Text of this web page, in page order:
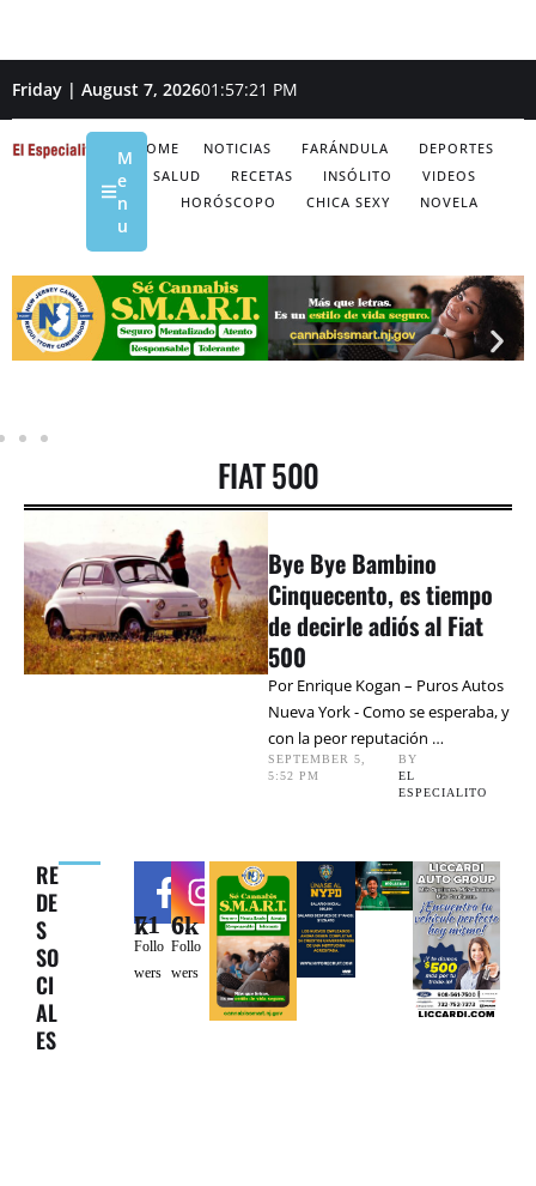
Friday | August 7, 202601:57:22 PM
HOME NOTICIAS FARÁNDULA
DEPORTES
SALUD
RECETAS INSÓLITO
VIDEOS
HORÓSCOPO
CHICA SEXY NOVELA
M
e
n
u
FIAT 500
Bye Bye Bambino
Cinquecento, es tiempo
de decirle adiós al Fiat
500
Por Enrique Kogan – Puros Autos
Nueva York - Como se esperaba, y
con la peor reputación …
SEPTEMBER 5,
5:52 PM
BY
EL
ESPECIALITO
RE
DE
S
SO
CI
AL
ES
71k
Follo
wers
6.6k
Follo
wers